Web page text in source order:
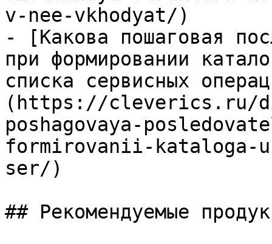
v-nee-vkhodyat/)
- [Какова пошаговая
при формировании
списка сервисных
(https://cleverics.ru/
poshagovaya-
formirovanii-kataloga-
ser/)
## Рекомендуемые